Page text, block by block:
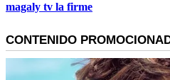
magaly tv la firme